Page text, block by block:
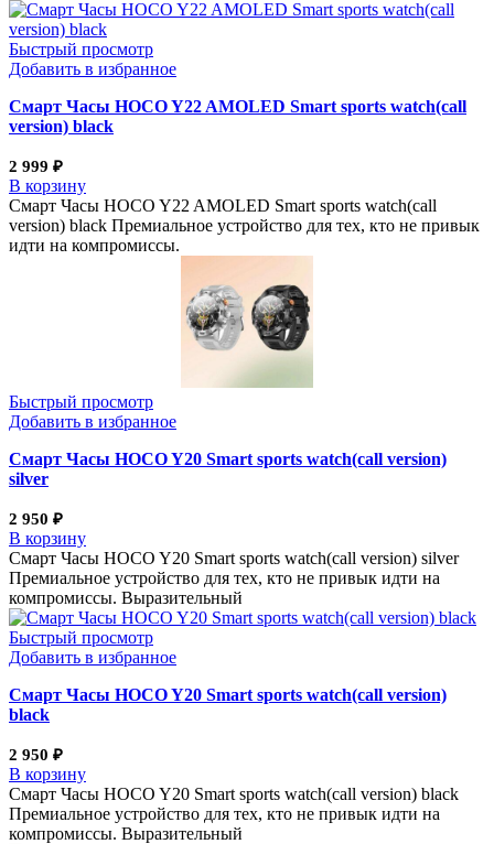
Быстрый просмотр
Добавить в избранное
Смарт Часы HOCO Y22 AMOLED Smart sports watch(call
version) black
2 999 ₽
В корзину
Смарт Часы HOCO Y22 AMOLED Smart sports watch(call
version) black Премиальное устройство для тех, кто не привык
идти на компромиссы.
Быстрый просмотр
Добавить в избранное
Смарт Часы HOCO Y20 Smart sports watch(call version)
silver
2 950 ₽
В корзину
Смарт Часы HOCO Y20 Smart sports watch(call version) silver
Премиальное устройство для тех, кто не привык идти на
компромиссы. Выразительный
Быстрый просмотр
Добавить в избранное
Смарт Часы HOCO Y20 Smart sports watch(call version)
black
2 950 ₽
В корзину
Смарт Часы HOCO Y20 Smart sports watch(call version) black
Премиальное устройство для тех, кто не привык идти на
компромиссы. Выразительный